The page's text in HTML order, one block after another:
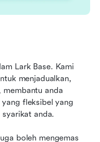
Lark Base. Kami
menjadualkan,
membantu anda
fleksibel yang
syarikat anda.
boleh mengemas